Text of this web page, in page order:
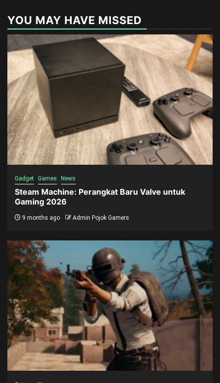
YOU MAY HAVE MISSED
Gadget Games News
Steam Machine: Perangkat Baru Valve untuk
Gaming 2026
9 months ago Admin Pojok Gamers